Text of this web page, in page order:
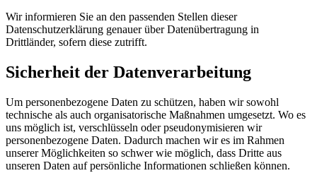
Wir informieren Sie an den passenden Stellen dieser
Datenschutzerklärung genauer über Datenübertragung in
Drittländer, sofern diese zutrifft.
Sicherheit der Datenverarbeitung
Um personenbezogene Daten zu schützen, haben wir sowohl
technische als auch organisatorische Maßnahmen umgesetzt. Wo es
uns möglich ist, verschlüsseln oder pseudonymisieren wir
personenbezogene Daten. Dadurch machen wir es im Rahmen
unserer Möglichkeiten so schwer wie möglich, dass Dritte aus
unseren Daten auf persönliche Informationen schließen können.